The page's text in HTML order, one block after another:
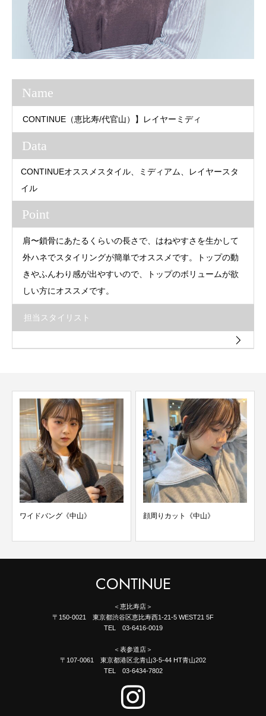
Name
CONTINUE（恵比寿/代官山）】レイヤーミディ
Data
CONTINUEオススメスタイル、ミディアム、レイヤースタ
イル
Point
肩〜鎖骨にあたるくらいの長さで、はねやすさを生かして
外ハネでスタイリングが簡単でオススメです。トップの動
きやふんわり感が出やすいので、トップのボリュームが欲
しい方にオススメです。
担当スタイリスト
ワイドバング《中山》 顔周りカット《中山》
CONTINUE
＜恵比寿店＞
〒150-0021 東京都渋谷区恵比寿西1-21-5 WEST21 5F
TEL 03-6416-0019
＜表参道店＞
〒107-0061 東京都港区北青山3-5-44 HT青山202
TEL 03-6434-7802